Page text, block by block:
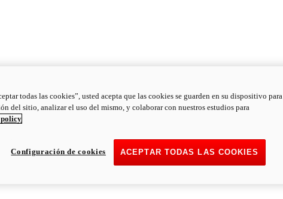
todas las cookies”, usted acepta que las cookies se guarden en su dispositivo para
del sitio, analizar el uso del mismo, y colaborar con nuestros estudios para
ACEPTAR TODAS LAS COOKIES
Configuración de cookies